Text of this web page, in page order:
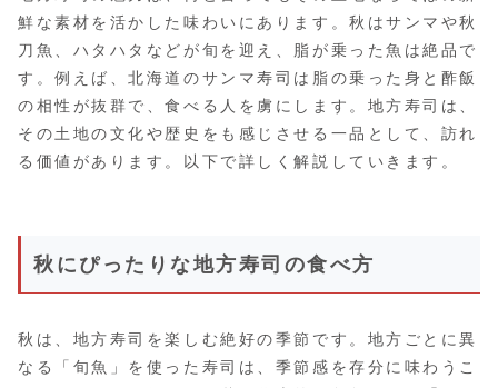
鮮な素材を活かした味わいにあります。秋はサンマや秋
刀魚、ハタハタなどが旬を迎え、脂が乗った魚は絶品で
す。例えば、北海道のサンマ寿司は脂の乗った身と酢飯
の相性が抜群で、食べる人を虜にします。地方寿司は、
その土地の文化や歴史をも感じさせる一品として、訪れ
る価値があります。以下で詳しく解説していきます。
秋にぴったりな地方寿司の食べ方
秋は、地方寿司を楽しむ絶好の季節です。地方ごとに異
なる「旬魚」を使った寿司は、季節感を存分に味わうこ